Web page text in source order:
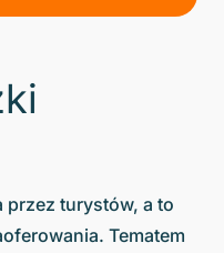
turystów, a to
Tematem